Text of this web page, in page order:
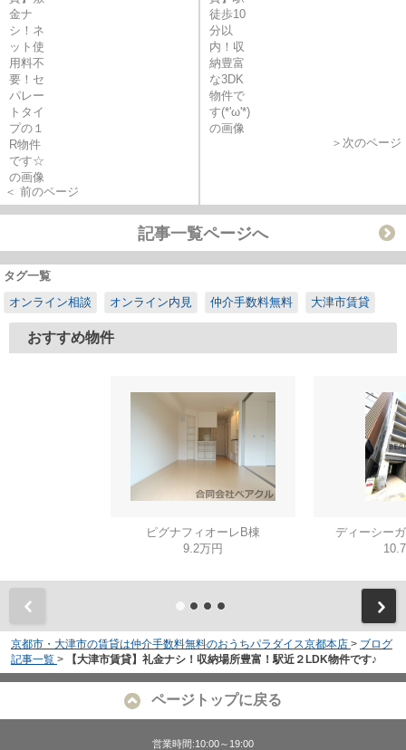
＜ 前のページ
＞次のページ
記事一覧ページへ
タグ一覧
オンライン相談
オンライン内見 仲介手数料無料 大津市賃貸
おすすめ物件
ピグナフィオーレB棟
9.2万円
ディーシー
京都市・大津市の賃貸は仲介手数料無料のおうちパラダイス京都本店 > ブログ
記事一覧 > 【大津市賃貸】礼金ナシ！収納場所豊富！駅近２LDK物件です♪
ページトップに戻る
営業時間:10:00～19:00